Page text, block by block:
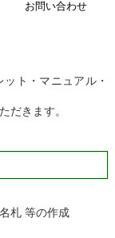
お問い合わせ
ト・マニュアル・
だきます。
札 等の作成